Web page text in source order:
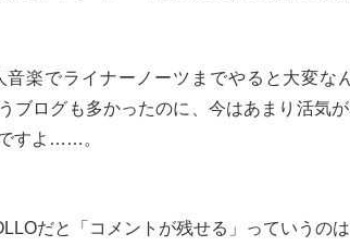
音楽でライナーノーツまでやると大変な
ブログも多かったのに、今はあまり活気
すよ……。
だと「コメントが残せる」っていうの